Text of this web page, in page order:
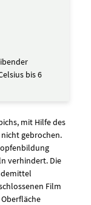
bis 6
mit Hilfe des
gebrochen.
verhindert. Die
Film